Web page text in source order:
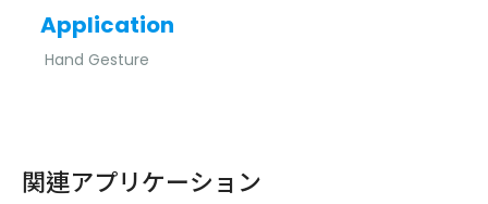
Application
Hand Gesture
関連アプリケーション